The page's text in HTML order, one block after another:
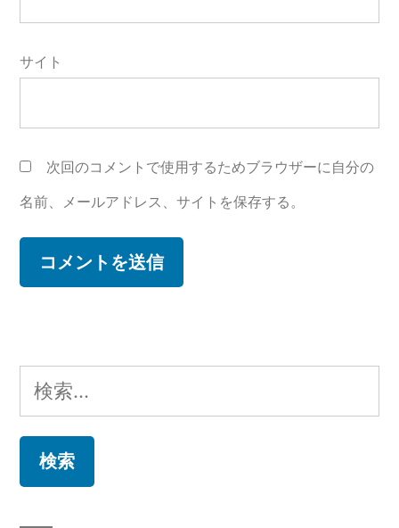
サイト
次回のコメントで使用するためブラウザーに自分の
名前、メールアドレス、サイトを保存する。
検
索: